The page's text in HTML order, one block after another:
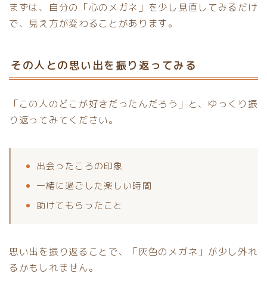
まずは、自分の「心のメガネ」を少し見直してみるだけ
で、見え方が変わることがあります。
その人との思い出を振り返ってみる
「この人のどこが好きだったんだろう」と、ゆっくり振
り返ってみてください。
出会ったころの印象
一緒に過ごした楽しい時間
助けてもらったこと
思い出を振り返ることで、「灰色のメガネ」が少し外れ
るかもしれません。